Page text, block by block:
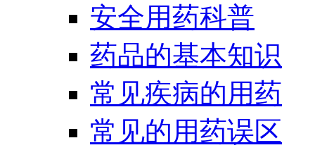
安全用药科普
药品的基本知识
常见疾病的用药
常见的用药误区